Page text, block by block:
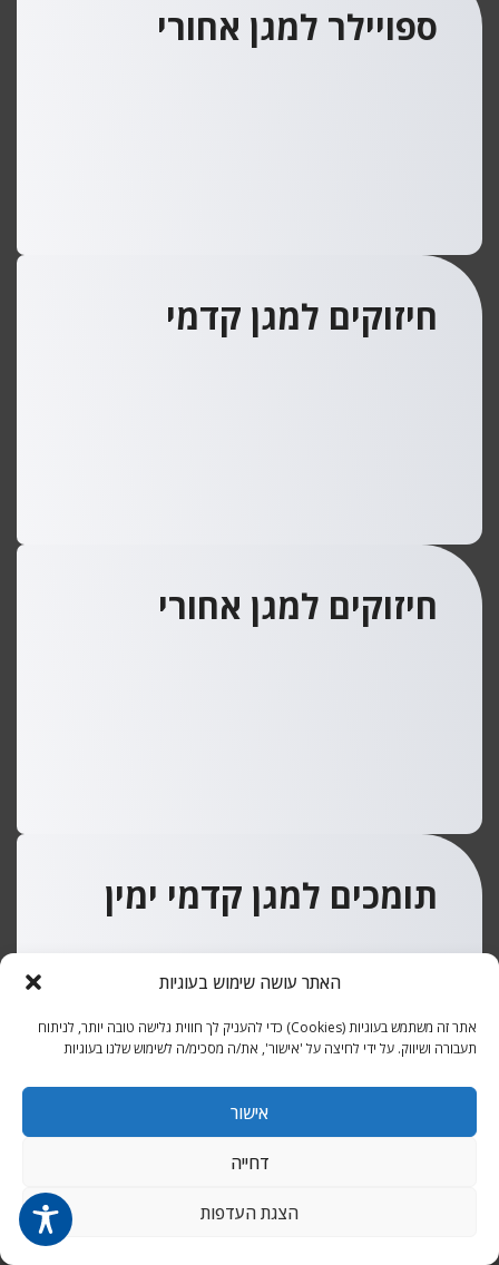
האתר עושה שימוש בעוגיות
אתר זה משתמש בעוגיות (Cookies) כדי להעניק לך חווית גלישה טובה יותר, לניתוח
תעבורה ושיווק. על ידי לחיצה על 'אישור', את/ה מסכימ/ה לשימוש שלנו בעוגיות
אישור
דחייה
הצגת העדפות
ספויילר למגן אחורי
חיזוקים למגן קדמי
חיזוקים למגן אחורי
תומכים למגן קדמי ימין
תומכים למגן קדמי שמאל